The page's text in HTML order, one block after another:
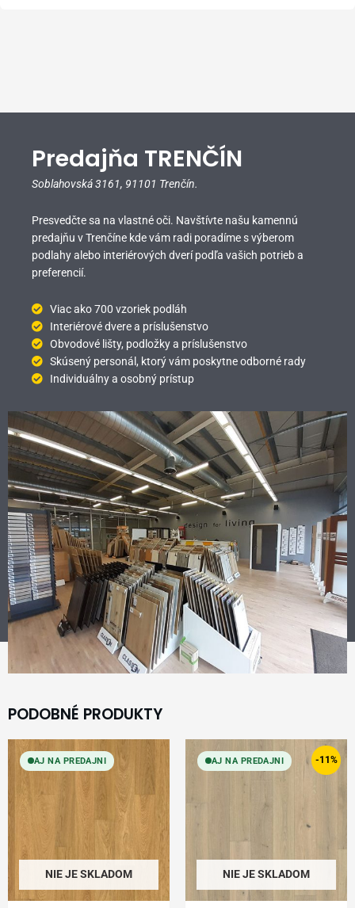
Predajňa TRENČÍN
Soblahovská 3161, 91101 Trenčín.
Presvedčte sa na vlastné oči. Navštívte našu kamennú
predajňu v Trenčíne kde vám radi poradíme s výberom
podlahy alebo interiérových dverí podľa vašich potrieb a
preferencií.
Viac ako 700 vzoriek podláh
Interiérové dvere a príslušenstvo
Obvodové lišty, podložky a príslušenstvo
Skúsený personál, ktorý vám poskytne odborné rady
Individuálny a osobný prístup
PODOBNÉ PRODUKTY
AJ NA PREDAJNI
NIE JE SKLADOM
-11%
AJ NA PREDAJNI
NIE JE SKLADOM
Original
price
was:
Current
price